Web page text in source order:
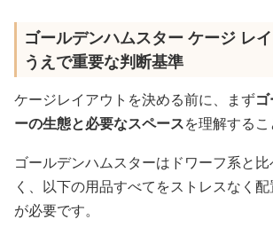
ゴールデンハムスター ケージ レ
うえで重要な判断基準
ケージレイアウトを決める前に、まず
ーの生態と必要なスペースを理解するこ
ゴールデンハムスターはドワーフ系と
く、以下の用品すべてをストレスなく
が必要です。